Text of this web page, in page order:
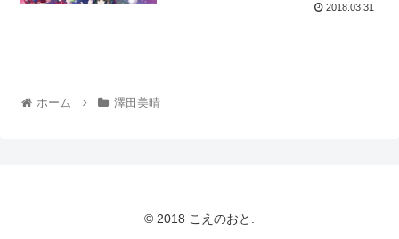
2018.03.31
ホーム 澤田美晴
© 2018 こえのおと.